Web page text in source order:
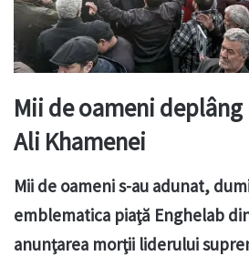
Mii de oameni
Ali Khamenei
Mii de oameni s-au adunat,
emblematica piaţă Enghelab
anunţarea morţii liderului